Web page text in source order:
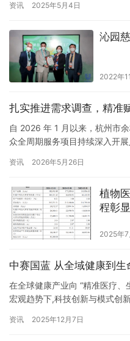
对品质的坚守、对命运的主动
到：“一代人有一代人的长征
题。…
资讯 2025年5月4日
沁园
2022年
扎实推进需求调查，精准
自 2026 年 1 月以来，杭州市
众全周期服务项目持续深入开
镇街、村社，与困难群众面对
础。 本次需求调查严格对照项
资讯 2026年5月26日
植物
程彰
2025年7
中赛国蓝 从全域健
在全球健康产业向 “精准医疗、
宏观趋势下,科技创新与模式创
性发展阶段。在这一浪潮中,中
资讯 2025年12月7日